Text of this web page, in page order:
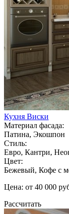
Кухня Виски
Материал фасада:
Патина, Экошпон
Стиль:
Евро, Кантри,
Цвет:
Бежевый, Кофе с
Цена: от 40 000
Рассчитать